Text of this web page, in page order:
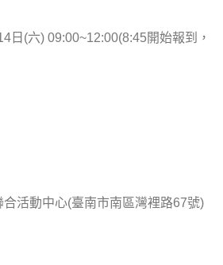
日 (六) 09:00~12:00(8:45開始報到，
合活動中心(臺南市南區灣裡路67號)